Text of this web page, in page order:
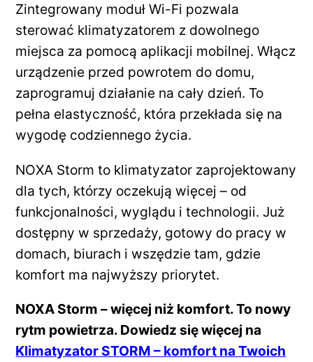
Zintegrowany moduł Wi-Fi pozwala
sterować klimatyzatorem z dowolnego
miejsca za pomocą aplikacji mobilnej. Włącz
urządzenie przed powrotem do domu,
zaprogramuj działanie na cały dzień. To
pełna elastyczność, która przekłada się na
wygodę codziennego życia.
NOXA Storm to klimatyzator zaprojektowany
dla tych, którzy oczekują więcej – od
funkcjonalności, wyglądu i technologii. Już
dostępny w sprzedaży, gotowy do pracy w
domach, biurach i wszędzie tam, gdzie
komfort ma najwyższy priorytet.
NOXA Storm – więcej niż komfort. To nowy
rytm powietrza. Dowiedz się więcej na
Klimatyzator STORM – komfort na Twoich